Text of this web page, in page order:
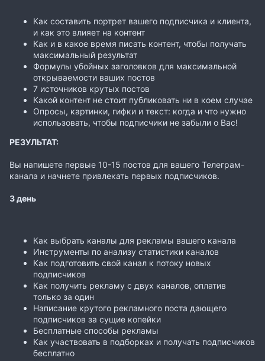
Как составить портрет вашего подписчика и клиента,
и как это влияет на контент
Как и в какое время писать контент, чтобы получать
максимальный результат
Формулы убойных заголовков для максимальной
открываемости ваших постов
7 источников крутых постов
Какой контент не стоит публиковать ни в коем случае
Опросы, картинки, гифки и текст: когда и что нужно
использовать, чтобы подписчики не забыли о Вас!
РЕЗУЛЬТАТ:
Вы напишете первые 10-15 постов для вашего Телеграм-
канала и начнете привлекать первых подписчиков.
3 день
Как выбрать каналы для рекламы вашего канала
Инструменты по анализу статистики каналов
Как подготовить свой канал к потоку новых
подписчиков
Как получить рекламу с двух каналов, оплатив
только за один
Написание крутого рекламного поста дающего
подписчиков за сущие копейки
Бесплатные способы рекламы
Как участвовать в подборках и получать подписчиков
бесплатно